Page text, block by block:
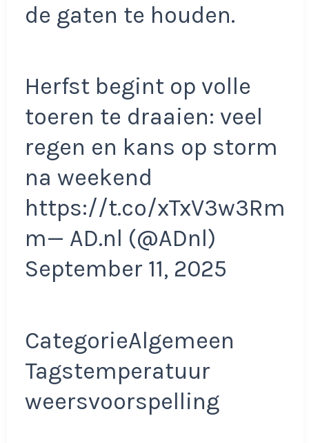
de gaten te houden.
Herfst begint op volle
toeren te draaien: veel
regen en kans op storm
na weekend
https://t.co/xTxV3w3Rm
m— AD.nl (@ADnl)
September 11, 2025
CategorieAlgemeen
Tagstemperatuur
weersvoorspelling